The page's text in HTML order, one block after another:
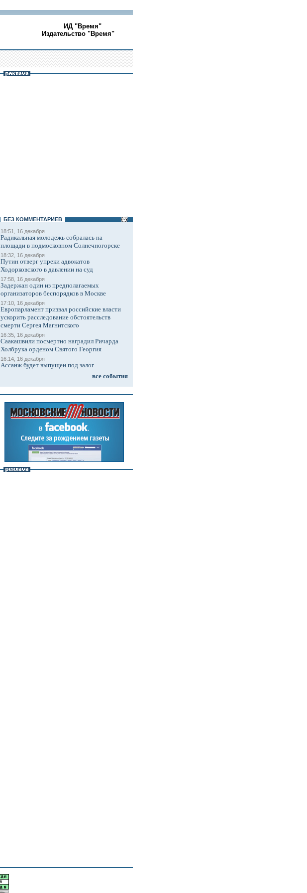
ИД "Время"
Издательство "Время"
БЕЗ КОМMЕНТАРИЕВ
18:51, 16 декабря
Радикальная молодежь собралась на
площади в подмосковном Солнечногорске
18:32, 16 декабря
Путин отверг упреки адвокатов
Ходорковского в давлении на суд
17:58, 16 декабря
Задержан один из предполагаемых
организаторов беспорядков в Москве
17:10, 16 декабря
Европарламент призвал российские власти
ускорить расследование обстоятельств
смерти Сергея Магнитского
16:35, 16 декабря
Саакашвили посмертно наградил Ричарда
Холбрука орденом Святого Георгия
16:14, 16 декабря
Ассанж будет выпущен под залог
все события